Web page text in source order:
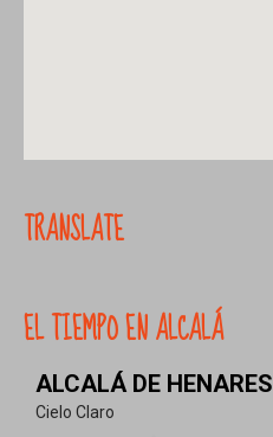
TRANSLATE
EL TIEMPO EN ALCALÁ
ALCALÁ DE HENARES
Cielo Claro